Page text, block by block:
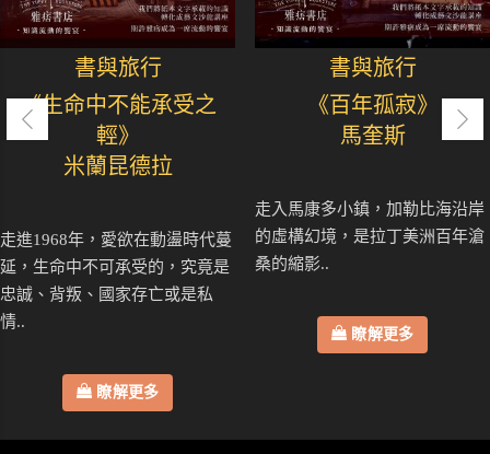
書與旅行
《生命中不能承受之
輕》
米蘭昆德拉
走進1968年，愛欲在動盪時代蔓
延，生命中不可承受的，究竟是
忠誠、背叛、國家存亡或是私
情..
瞭解更多
書與旅行
《百年孤寂》
馬奎斯
走入馬康多小鎮，加勒比海沿岸
的虛構幻境，是拉丁美洲百年滄
桑的縮影..
瞭解更多